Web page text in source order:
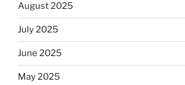
August 2025
July 2025
June 2025
May 2025